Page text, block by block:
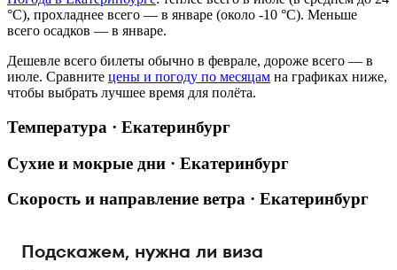
°C), прохладнее всего — в январе (около -10 °C). Меньше
всего осадков — в январе.
Дешевле всего билеты обычно в феврале, дороже всего — в
июле. Сравните цены и погоду по месяцам на графиках ниже,
чтобы выбрать лучшее время для полёта.
Температура · Екатеринбург
Сухие и мокрые дни · Екатеринбург
Скорость и направление ветра · Екатеринбург
Подскажем, нужна ли виза